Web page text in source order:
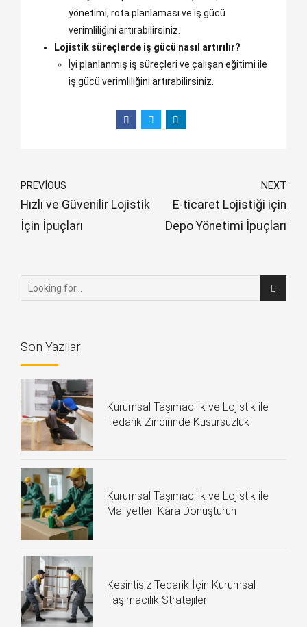
yönetimi, rota planlaması ve iş gücü
verimliliğini artırabilirsiniz.
Lojistik süreçlerde iş gücü nasıl artırılır?
İyi planlanmış iş süreçleri ve çalışan eğitimi ile
iş gücü verimliliğini artırabilirsiniz.
PREVIOUS
Hızlı ve Güvenilir Lojistik
İçin İpuçları
NEXT
E-ticaret Lojistiği için
Depo Yönetimi İpuçları
Son Yazılar
Kurumsal Taşımacılık ve Lojistik ile
Tedarik Zincirinde Kusursuzluk
Kurumsal Taşımacılık ve Lojistik ile
Maliyetleri Kâra Dönüştürün
Kesintisiz Tedarik İçin Kurumsal
Taşımacılık Stratejileri